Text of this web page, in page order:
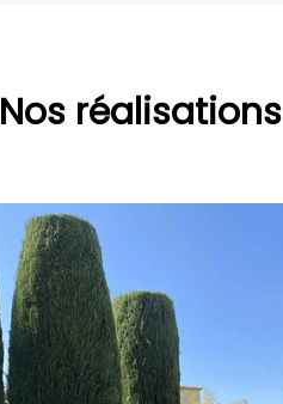
Nos réalisations